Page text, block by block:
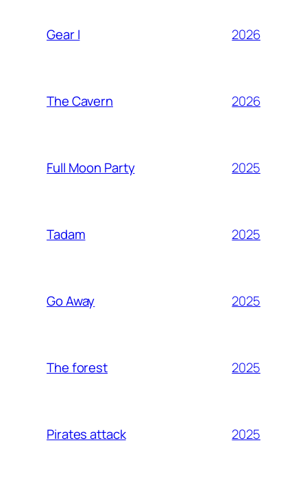
Gear I 2026
The Cavern 2026
Full Moon Party 2025
Tadam 2025
Go Away 2025
The forest 2025
Pirates attack 2025